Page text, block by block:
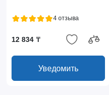
4 отзыва
12 834 ₸
Уведомить